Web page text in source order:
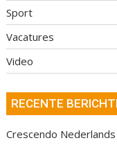
Sport
Vacatures
Video
RECENTE
Crescendo